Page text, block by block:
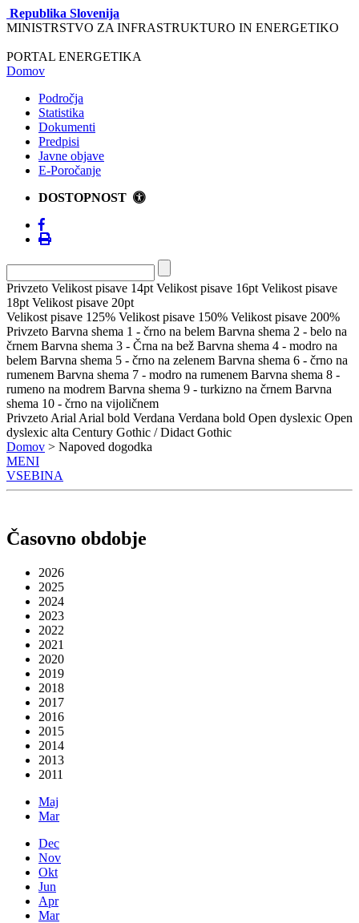
Republika Slovenija
MINISTRSTVO ZA INFRASTRUKTURO IN ENERGETIKO
PORTAL ENERGETIKA
Domov
Področja
Statistika
Dokumenti
Predpisi
Javne objave
E-Poročanje
DOSTOPNOST
Privzeto Velikost pisave 14pt Velikost pisave 16pt Velikost pisave
18pt Velikost pisave 20pt
Velikost pisave 125% Velikost pisave 150% Velikost pisave 200%
Privzeto Barvna shema 1 - črno na belem Barvna shema 2 - belo na
črnem Barvna shema 3 - Črna na bež Barvna shema 4 - modro na
belem Barvna shema 5 - črno na zelenem Barvna shema 6 - črno na
rumenem Barvna shema 7 - modro na rumenem Barvna shema 8 -
rumeno na modrem Barvna shema 9 - turkizno na črnem Barvna
shema 10 - črno na vijoličnem
Privzeto Arial Arial bold Verdana Verdana bold Open dyslexic Open
dyslexic alta Century Gothic / Didact Gothic
Domov > Napoved dogodka
MENI
VSEBINA
Časovno obdobje
2026
2025
2024
2023
2022
2021
2020
2019
2018
2017
2016
2015
2014
2013
2011
Maj
Mar
Dec
Nov
Okt
Jun
Apr
Mar